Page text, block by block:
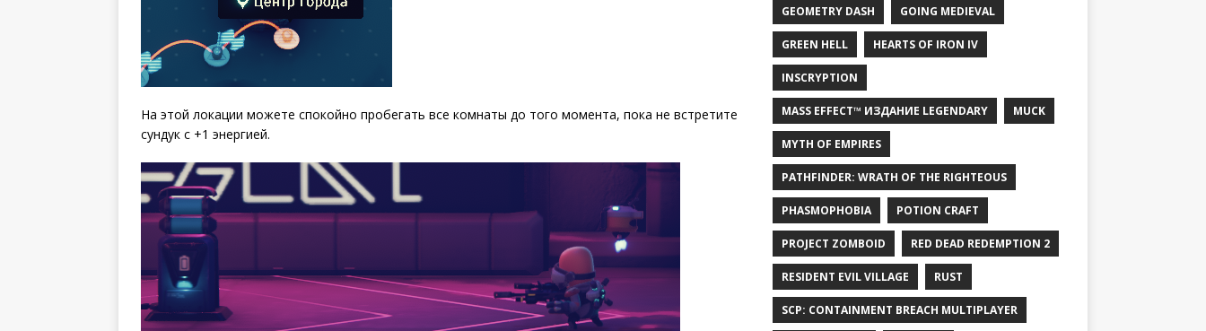
На этой локации можете спокойно пробегать все комнаты до того момента, пока не встретите
сундук с +1 энергией.
GEOMETRY DASH GOING MEDIEVAL
GREEN HELL HEARTS OF IRON IV
INSCRYPTION
MASS EFFECT™ ИЗДАНИЕ LEGENDARY MUCK
MYTH OF EMPIRES
PATHFINDER: WRATH OF THE RIGHTEOUS
PHASMOPHOBIA POTION CRAFT
PROJECT ZOMBOID RED DEAD REDEMPTION 2
RESIDENT EVIL VILLAGE RUST
SCP: CONTAINMENT BREACH MULTIPLAYER